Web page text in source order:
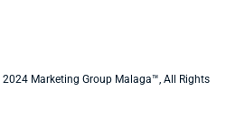
Marketing Group Malaga™, All Rights